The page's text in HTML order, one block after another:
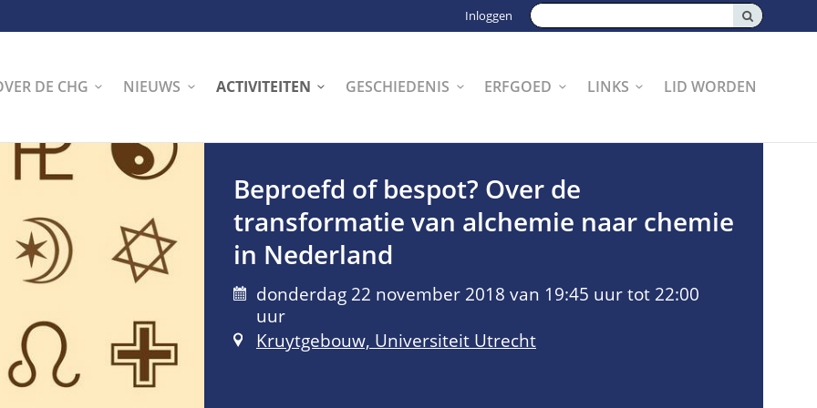
Zoeken:
Inloggen
DE CHG NIEUWS ACTIVITEITEN GESCHIEDENIS ERFGOED LINKS LID WORDEN
Beproefd of bespot? Over de
transformatie van alchemie naar chemie
in Nederland
donderdag 22 november 2018 van 19:45 uur tot 22:00
uur
Kruytgebouw, Universiteit Utrecht